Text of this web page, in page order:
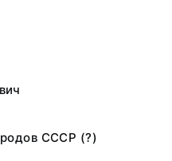
СССР (?)